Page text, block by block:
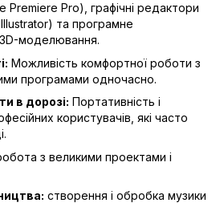
Premiere Pro), графічні редактори
та програмне
моделювання.
Можливість комфортної роботи з
програмами одночасно.
в дорозі: Портативність і
користувачів, які часто
з великими проектами і
створення і обробка музики